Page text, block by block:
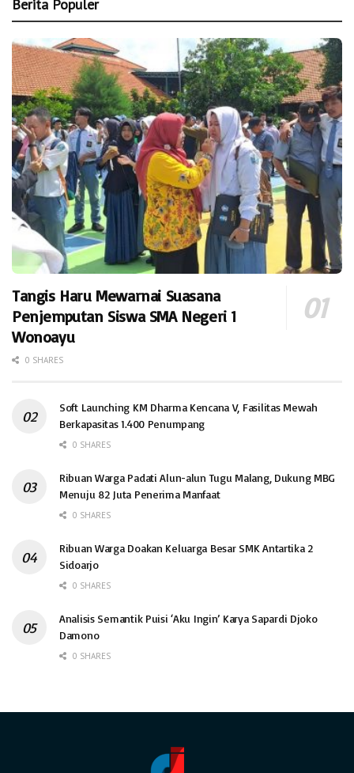
Berita Populer
Tangis Haru Mewarnai Suasana
Penjemputan Siswa SMA Negeri 1
Wonoayu
0 SHARES
Soft Launching KM Dharma Kencana V, Fasilitas Mewah
Berkapasitas 1.400 Penumpang
0 SHARES
Ribuan Warga Padati Alun-alun Tugu Malang, Dukung MBG
Menuju 82 Juta Penerima Manfaat
0 SHARES
Ribuan Warga Doakan Keluarga Besar SMK Antartika 2
Sidoarjo
0 SHARES
Analisis Semantik Puisi ‘Aku Ingin’ Karya Sapardi Djoko
Damono
0 SHARES